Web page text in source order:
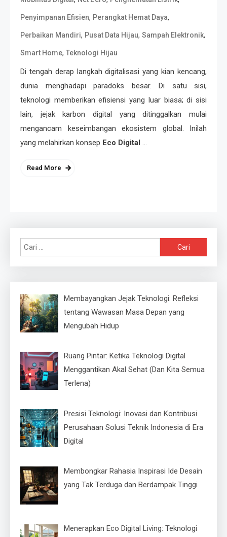
Penyimpanan Efisien, Perangkat Hemat Daya,
Perbaikan Mandiri, Pusat Data Hijau, Sampah Elektronik,
Smart Home, Teknologi Hijau
Di tengah derap langkah digitalisasi yang kian kencang,
dunia menghadapi paradoks besar. Di satu sisi,
teknologi memberikan efisiensi yang luar biasa; di sisi
lain, jejak karbon digital yang ditinggalkan mulai
mengancam keseimbangan ekosistem global. Inilah
yang melahirkan konsep Eco Digital …
Read More
untuk:
Membayangkan Jejak Teknologi: Refleksi
tentang Wawasan Masa Depan yang
Mengubah Hidup
Ruang Pintar: Ketika Teknologi Digital
Menggantikan Akal Sehat (Dan Kita Semua
Terlena)
Presisi Teknologi: Inovasi dan Kontribusi
Perusahaan Solusi Teknik Indonesia di Era
Digital
Membongkar Rahasia Inspirasi Ide Desain
yang Tak Terduga dan Berdampak Tinggi
Menerapkan Eco Digital Living: Teknologi